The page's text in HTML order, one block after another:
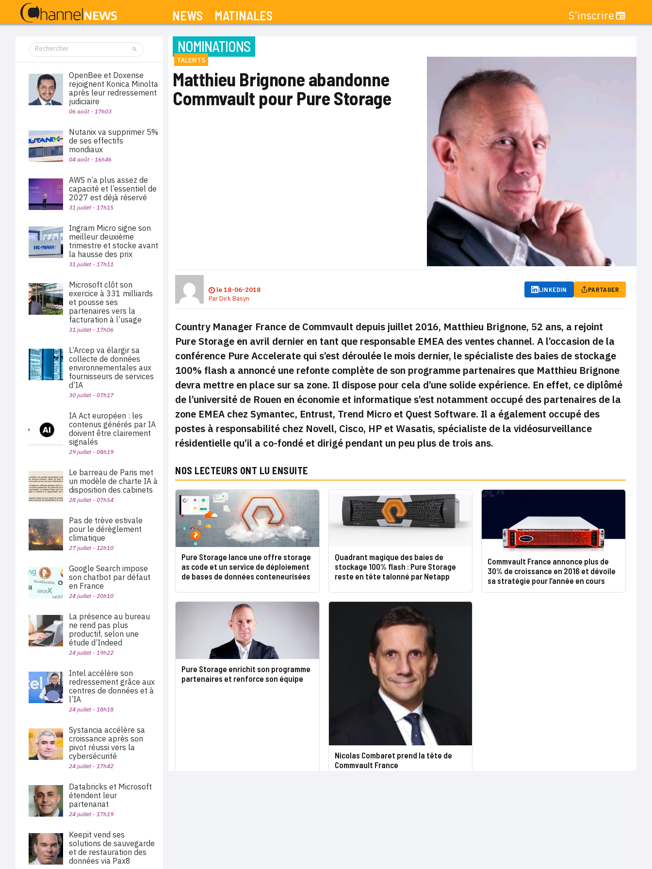
NEWS MATINALES S’inscrire
NOMINATIONS
TALENTS
Matthieu Brignone abandonne
Commvault pour Pure Storage
le18-06-2018
ParDirk Basyn
LINKEDIN PARTAGER
Country Manager France de Commvault depuis juillet 2016, Matthieu Brignone, 52 ans, a rejoint
Pure Storage en avril dernier en tant que responsable EMEA des ventes channel. A l’occasion de la
conférence Pure Accelerate qui s’est déroulée le mois dernier, le spécialiste des baies de stockage
100% flash a annoncé une refonte complète de son programme partenaires que Matthieu Brignone
devra mettre en place sur sa zone. Il dispose pour cela d’une solide expérience. En effet, ce diplômé
de l’université de Rouen en économie et informatique s’est notamment occupé des partenaires de la
zone EMEA chez Symantec, Entrust, Trend Micro et Quest Software. Il a également occupé des
postes à responsabilité chez Novell, Cisco, HP et Wasatis, spécialiste de la vidéosurveillance
résidentielle qu’il a co-fondé et dirigé pendant un peu plus de trois ans.
NOS LECTEURS ONT LU ENSUITE
Pure Storage lance une offre storage
as code et un service de déploiement
de bases de données conteneurisées
Quadrant magique des baies de
stockage 100% flash : Pure Storage
reste en tête talonné par Netapp
Commvault France annonce plus de
30% de croissance en 2016 et dévoile
sa stratégie pour l’année en cours
Pure Storage enrichit son programme
partenaires et renforce son équipe
Nicolas Combaret prend la tête de
Commvault France
OpenBee et Doxense
rejoignent Konica Minolta
après leur redressement
judiciaire
06 août - 17h03
Nutanix va supprimer 5%
de ses effectifs
mondiaux
04 août - 16h46
AWS n’a plus assez de
capacité et l’essentiel de
2027 est déjà réservé
31 juillet - 17h15
Ingram Micro signe son
meilleur deuxième
trimestre et stocke avant
la hausse des prix
31 juillet - 17h11
Microsoft clôt son
exercice à 331 milliards
et pousse ses
partenaires vers la
facturation à l’usage
31 juillet - 17h06
L’Arcep va élargir sa
collecte de données
environnementales aux
fournisseurs de services
d’IA
30 juillet - 07h17
IA Act européen : les
contenus générés par IA
doivent être clairement
signalés
29 juillet - 08h19
Le barreau de Paris met
un modèle de charte IA à
disposition des cabinets
28 juillet - 07h54
Pas de trève estivale
pour le dérèglement
climatique
27 juillet - 12h10
Google Search impose
son chatbot par défaut
en France
24 juillet - 20h10
La présence au bureau
ne rend pas plus
productif, selon une
étude d’Indeed
24 juillet - 19h22
Intel accélère son
redressement grâce aux
centres de données et à
l’IA
24 juillet - 18h18
Systancia accélère sa
croissance après son
pivot réussi vers la
cybersécurité
24 juillet - 17h42
Databricks et Microsoft
étendent leur
partenariat
24 juillet - 17h19
Keepit vend ses
solutions de sauvegarde
et de restauration des
données via Pax8